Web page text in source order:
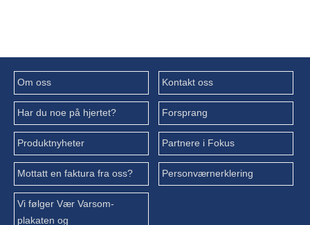
Om oss Kontakt oss
Har du noe på hjertet? Forsprang
Produktnyheter Partnere i Fokus
Mottatt en faktura fra oss? Personværnerklering
Vi følger Vær Varsom-
plakaten og